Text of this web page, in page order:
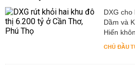
DXG
Dầm và
Hiến
CHỦ ĐẦU